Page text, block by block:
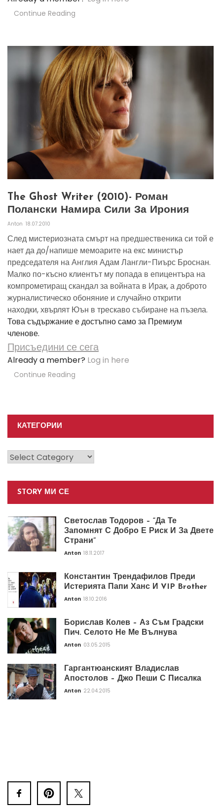
Continue Reading
The Ghost Writer (2010)- Роман
Полански Намира Сили За Ирония
Anton 18.07.2010
След мистериозната смърт на предшественика си той е
нает да до/напише мемоарите на екс министър
председателя на Англия Адам Лангли-Пиърс Броснан.
Малко по-късно клиентът му попада в епицентъра на
компрометиращ скандал за войната в Ирак, а доброто
журналистическо обоняние и случайно открити
находки, хвърлят Юън в трескаво събиране на пъзела.
Това съдържание е достъпно само за Премиум
членове.
Присъедини се сега
Already a member? Log in here
Continue Reading
КАТЕГОРИИ
Категории
STORY МИ СЕ
Светослав Тодоров – “Да Те
Запомнят С Добро Е Риск И За Двете
Страни”
Anton 18.11.2017
Константин Трендафилов Преди
Истерията Папи Ханс И VIP Brother
Anton 18.10.2016
Борислав Колев – Аз Съм Градски
Пич. Селото Не Ме Вълнува
Anton 03.05.2015
Гаргантюанският Владислав
Апостолов – Джо Пеши С Писалка
Anton 22.04.2015